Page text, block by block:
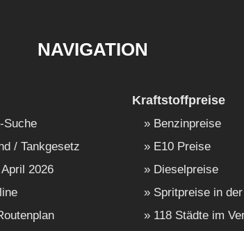
NAVIGATION
Suche
/ Tankgesetz
2026
Kraftstoffpreise
Benzinpreise
E10 Preise
Dieselpreise
Spritpreise in
118 Städte im